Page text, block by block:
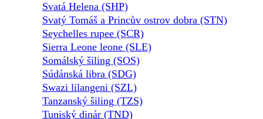
Svatá Helena (SHP)
Svatý Tomáš a Princův ostrov dobra (STN)
Seychelles rupee (SCR)
Sierra Leone leone (SLE)
Somálský šiling (SOS)
Súdánská libra (SDG)
Swazi lilangeni (SZL)
Tanzanský šiling (TZS)
Tuniský dinár (TND)